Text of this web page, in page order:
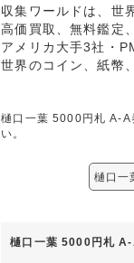
収集ワールドは、世
高価買取、無料鑑定
アメリカ大手3社・
世界のコイン、紙幣
樋口一葉 5000円札 A-A
い。
樋口一
樋口一葉 5000円札